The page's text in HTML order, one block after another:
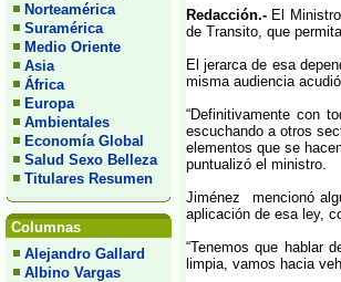
Norteamérica
Suramérica
Medio Oriente
Asia
África
Europa
Ambientales
Economía Global
Salud Sexo Belleza
Titulares Resumen
Columnas
Alejandro Gallard
Albino Vargas
Redacción.- El
de Transito, que
El jerarca de esa
misma audiencia
“Definitivamente con
escuchando a otros
elementos que se
puntualizó el ministro.
Jiménez mencionó
aplicación de esa ley,
“Tenemos que hablar
limpia, vamos hacia